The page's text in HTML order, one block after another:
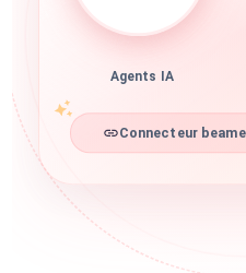
Agents IA
Connecteur